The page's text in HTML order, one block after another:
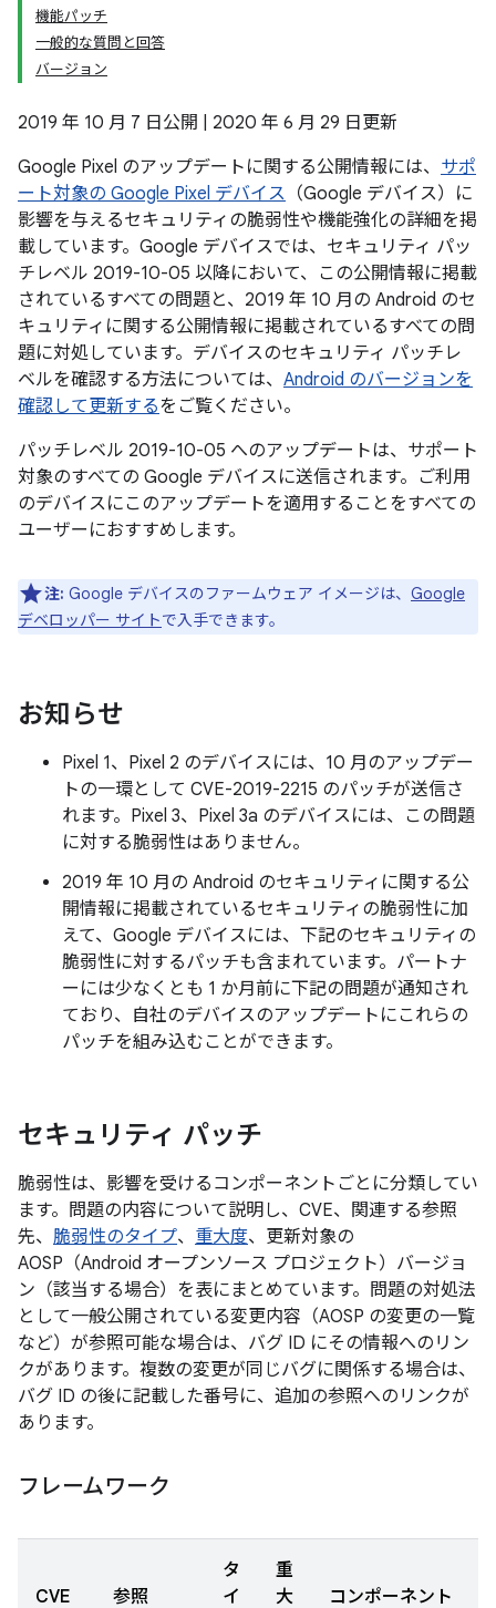
機能パッチ
一般的な質問と回答
バージョン
2019 年 10 月 7 日公開 | 2020 年 6 月 29 日更新
Google Pixel のアップデートに関する公開情報には、 サポ
ート対象の Google Pixel デバイス （Google デバイス）に
影響を与えるセキュリティの脆弱性や機能強化の詳細を掲
載しています。Google デバイスでは、セキュリティ パッ
チレベル 2019-10-05 以降において、この公開情報に掲載
されているすべての問題と、2019 年 10 月の Android のセ
キュリティに関する公開情報に掲載されているすべての問
題に対処しています。デバイスのセキュリティ パッチレ
ベルを確認する方法については、 Android のバージョンを
確認して更新するをご覧ください。
パッチレベル 2019-10-05 へのアップデートは、サポート
対象のすべての Google デバイスに送信されます。ご利用
のデバイスにこのアップデートを適用することをすべての
ユーザーにおすすめします。
注: Google デバイスのファームウェア イメージは、 Google
デベロッパー サイトで入手できます。
お知らせ
Pixel 1、Pixel 2 のデバイスには、10 月のアップデー
トの一環として CVE-2019-2215 のパッチが送信さ
れます。Pixel 3、Pixel 3a のデバイスには、この問題
に対する脆弱性はありません。
2019 年 10 月の Android のセキュリティに関する公
開情報に掲載されているセキュリティの脆弱性に加
えて、Google デバイスには、下記のセキュリティの
脆弱性に対するパッチも含まれています。パートナ
ーには少なくとも 1 か月前に下記の問題が通知され
ており、自社のデバイスのアップデートにこれらの
パッチを組み込むことができます。
セキュリティ パッチ
脆弱性は、影響を受けるコンポーネントごとに分類してい
ます。問題の内容について説明し、CVE、関連する参照
先、 脆弱性のタイプ、 重大度、更新対象の
AOSP（Android オープンソース プロジェクト）バージョ
ン（該当する場合）を表にまとめています。問題の対処法
として一般公開されている変更内容（AOSP の変更の一覧
など）が参照可能な場合は、バグ ID にその情報へのリン
クがあります。複数の変更が同じバグに関係する場合は、
バグ ID の後に記載した番号に、追加の参照へのリンクが
あります。
フレームワーク
CVE 参照
タ
イ
重
大
コンポーネント